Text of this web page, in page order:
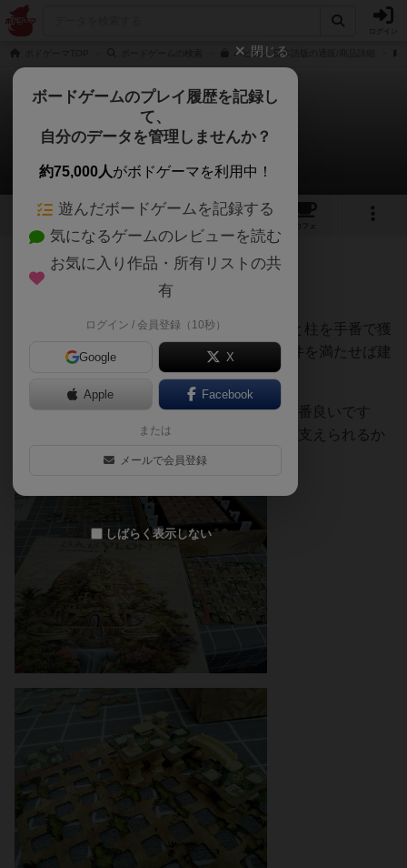
バビロン 日本語版の通販/商品詳細
バビロン
うらまこさんのレビュー
5 10
カフェ
1165名 9名 0 1年以上前
空中庭園を建築していくゲームで、タイルと柱を手番で獲
得して建築し、噴水や橋、階段に石像も条件を満たせば建
タイルはしっかりと4本の柱で支えるのが一番良いです
が、たまに手抜きで3本で支えてもタイルは支えられるか
ら違法建設も適度にするのが良い。
閉じる
ボードゲームのプレイ履歴を記録し
て、
自分のデータを管理しませんか？
約75,000人がボドゲーマを利用中！
遊んだボードゲームを記録する
気になるゲームのレビューを読む
お気に入り作品・所有リストの共
有
ログイン / 会員登録（10秒）
Google X
Apple Facebook
または
メールで会員登録
しばらく表示しない